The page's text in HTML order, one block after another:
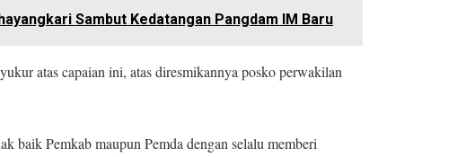
Sambut Kedatangan Pangdam IM Baru
atas capaian ini, atas diresmikannya posko perwakilan
baik Pemkab maupun Pemda dengan selalu memberi